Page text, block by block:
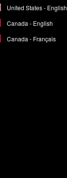
United States - English
Canada - English
Canada - Français